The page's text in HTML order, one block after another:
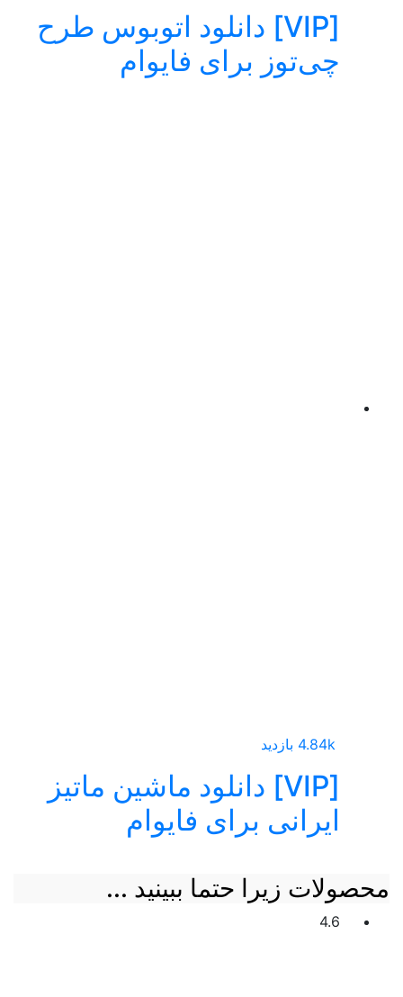
[VIP] دانلود اتوبوس طرح
چی‌توز برای فایوام
[VIP] دانلود ماشین ماتیز
ایرانی برای فایوام
محصولات زیرا حتما ببینید ...
4.6